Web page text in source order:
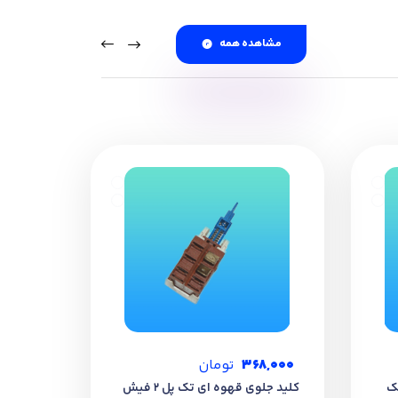
تعویض یا تعمیر وجود داشته باشد.
ماشین لباسشویی را تضمین می‌کند.
مشاهده همه
368,000 تومان
کلید جلوی قهوه ای تک پل 2 فیش